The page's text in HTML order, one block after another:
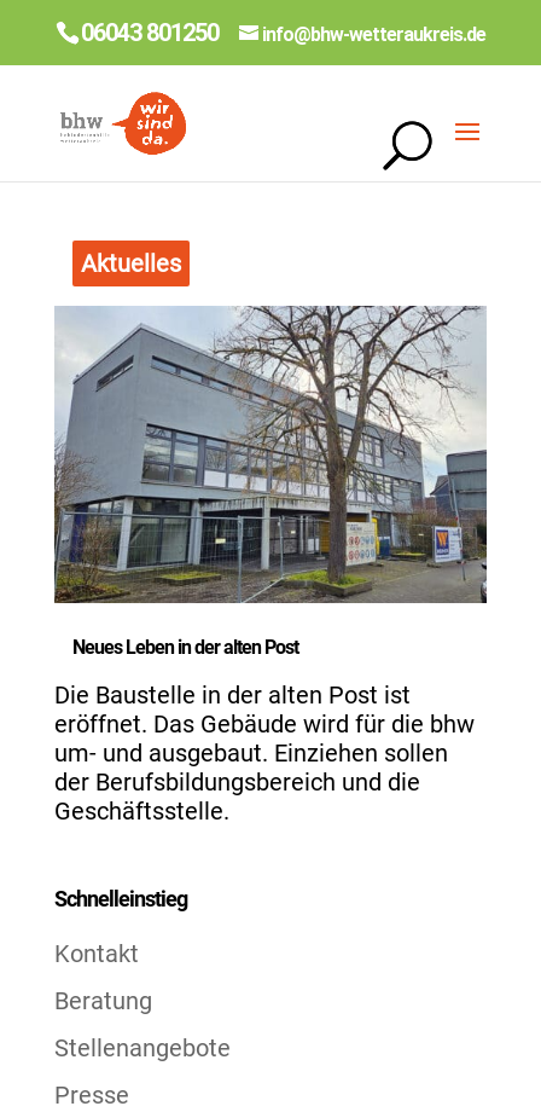
06043 801250 info@bhw-wetteraukreis.de
Aktuelles
Neues Leben in der alten Post
Die Baustelle in der alten Post ist
eröffnet. Das Gebäude wird für die bhw
um- und ausgebaut. Einziehen sollen
der Berufsbildungsbereich und die
Geschäftsstelle.
Schnelleinstieg
Kontakt
Beratung
Stellenangebote
Presse